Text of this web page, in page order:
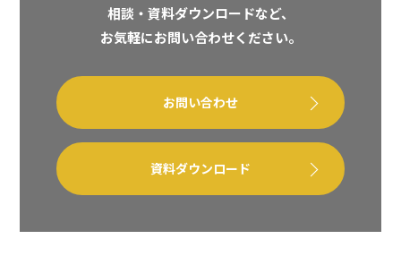
相談・資料ダウンロードなど、
お気軽にお問い合わせください。
お問い合わせ
資料ダウンロード